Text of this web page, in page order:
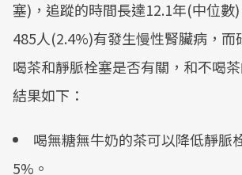
塞)，追蹤的時間長達12.1年(中位數
485人(2.4%)有發生慢性腎臟病，而
喝茶和靜脈栓塞是否有關，和不喝
結果如下：
喝無糖無牛奶的茶可以降低靜脈
5%。